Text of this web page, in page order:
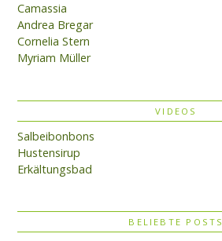
Camassia
Andrea Bregar
Cornelia Stern
Myriam Müller
VIDEOS
Salbeibonbons
Hustensirup
Erkältungsbad
BELIEBTE POSTS